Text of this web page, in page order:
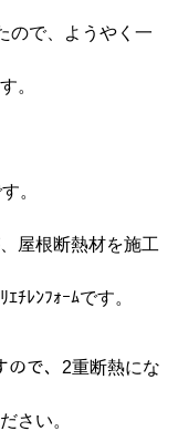
ので、ようやく一
。
。
屋根断熱材を施工
ﾁﾚﾝﾌｫｰﾑです。
ので、2重断熱にな
さい。